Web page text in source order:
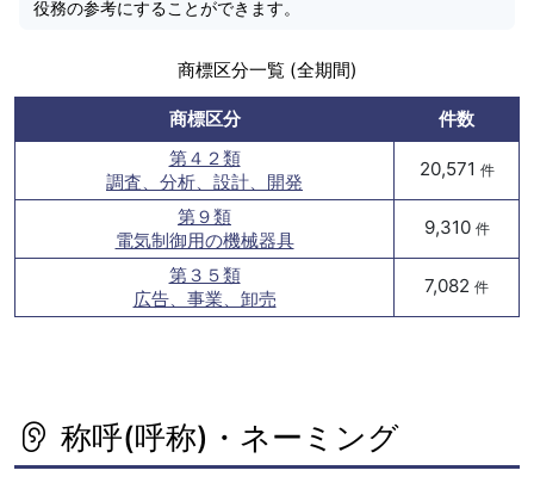
役務の参考にすることができます。
商標区分一覧 (全期間)
商標区分
件数
第４２類
調査、分析、設計、開発
20,571 件
第９類
電気制御用の機械器具
9,310 件
第３５類
広告、事業、卸売
7,082 件
称呼(呼称)・ネーミング